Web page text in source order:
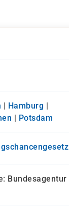
| Hamburg |
| Potsdam
Bundesagentur